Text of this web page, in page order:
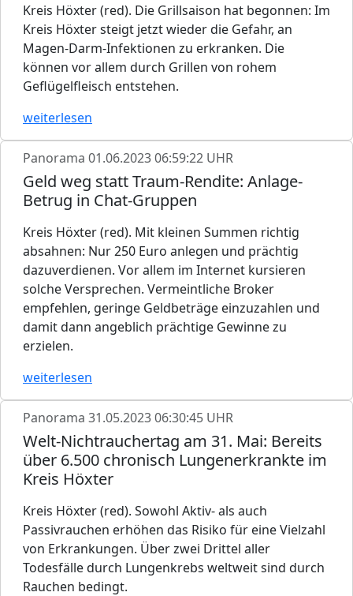
Kreis Höxter (red). Die Grillsaison hat begonnen: Im
Kreis Höxter steigt jetzt wieder die Gefahr, an
Magen-Darm-Infektionen zu erkranken. Die
können vor allem durch Grillen von rohem
Geflügelfleisch entstehen.
weiterlesen
Panorama 01.06.2023 06:59:22 UHR
Geld weg statt Traum-Rendite: Anlage-
Betrug in Chat-Gruppen
Kreis Höxter (red). Mit kleinen Summen richtig
absahnen: Nur 250 Euro anlegen und prächtig
dazuverdienen. Vor allem im Internet kursieren
solche Versprechen. Vermeintliche Broker
empfehlen, geringe Geldbeträge einzuzahlen und
damit dann angeblich prächtige Gewinne zu
erzielen.
weiterlesen
Panorama 31.05.2023 06:30:45 UHR
Welt-Nichtrauchertag am 31. Mai: Bereits
über 6.500 chronisch Lungenerkrankte im
Kreis Höxter
Kreis Höxter (red). Sowohl Aktiv- als auch
Passivrauchen erhöhen das Risiko für eine Vielzahl
von Erkrankungen. Über zwei Drittel aller
Todesfälle durch Lungenkrebs weltweit sind durch
Rauchen bedingt.